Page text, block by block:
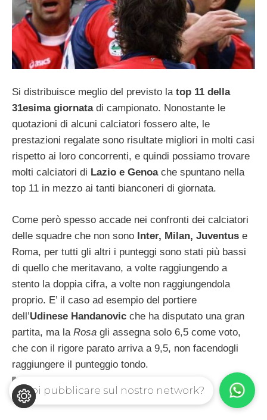
Si distribuisce meglio del previsto latop 11 della
31esima giornatadi campionato. Nonostante le
quotazioni di alcuni calciatori fossero alte, le
prestazioni regalate sono risultate migliori in molti casi
rispetto ai loro concorrenti, e quindi possiamo trovare
molti calciatori di Lazio e Genoache spuntano nella
top 11 in mezzo ai tanti bianconeri di giornata.
Come però spesso accade nei confronti dei calciatori
delle squadre che non sono Inter, Milan, Juventus e
Roma, per tutti gli altri i punteggi sono stati più bassi
di quello che meritavano, a volte raggiungendo a
stento la doppia cifra, a volte non raggiungendola
proprio. E’ il caso ad esempio del portiere
dell’Udinese Handanovic che ha disputato una gran
partita, ma la Rosa gli assegna solo 6,5 come voto,
che con il rigore parato arriva a 9,5, non facendogli
raggiungere il punteggio tondo.
Vuoi pubblicare sul nostro network?